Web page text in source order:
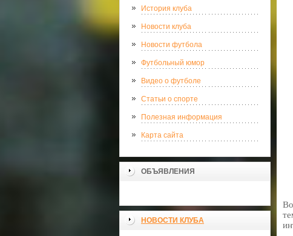
История клуба
Новости клуба
Новости футбола
Футбольный юмор
Видео о футболе
Статьи о спорте
Полезная информация
Карта сайта
ОБЪЯВЛЕНИЯ
НОВОСТИ КЛУБА